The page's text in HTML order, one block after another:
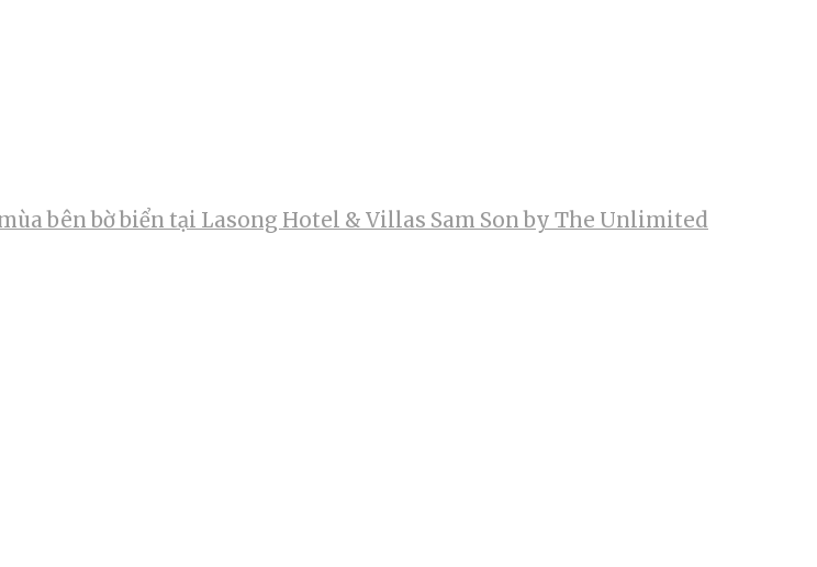
bên bờ biển tại Lasong Hotel & Villas Sam Son by The Unlimited